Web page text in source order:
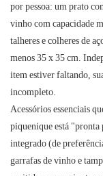
por pessoa: um prato
vinho com capacidade
talheres e colheres de
menos 35 x 35 cm.
item estiver faltando,
incompleto.
Acessórios essenciais
piquenique está
integrado (de
garrafas de vinho e